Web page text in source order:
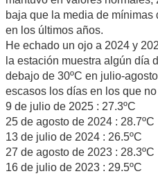
baja que la media de
en los últimos años.
He echado un ojo a 2024 y
la estación muestra algún día
debajo de 30ºC en julio-
escasos los días en los que
9 de julio de 2025 : 27.3ºC
25 de agosto de 2024 : 28.7ºC
13 de julio de 2024 : 26.5ºC
27 de agosto de 2023 : 28.3ºC
16 de julio de 2023 : 29.5ºC